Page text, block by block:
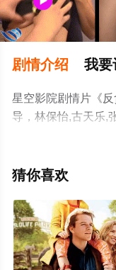
剧情介绍 我要
星空影院剧情片《
导，林保怡,古天乐,
枝,蔡洁,林家栋,蔡
徐靖雯,郭锋,姚学智,
费观看高清无删减
相关信息可移步至
解。
猜你喜欢